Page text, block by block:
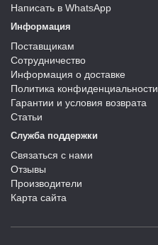
Написать в WhatsApp
Информация
Поставщикам
Сотрудничество
Информация о доставке
Политика конфиденциальности
Гарантии и условия возврата
Статьи
Служба поддержки
Связаться с нами
Отзывы
Производители
Карта сайта